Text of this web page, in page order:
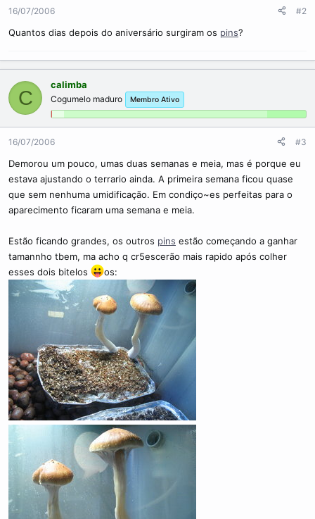
16/07/2006 #2
Quantos dias depois do aniversário surgiram os pins?
C
calimba
Cogumelo maduro Membro Ativo
16/07/2006 #3
Demorou um pouco, umas duas semanas e meia, mas é porque eu
estava ajustando o terrario ainda. A primeira semana ficou quase
que sem nenhuma umidificação. Em condiço~es perfeitas para o
aparecimento ficaram uma semana e meia.
Estão ficando grandes, os outros pins estão começando a ganhar
tamannho tbem, ma acho q cr5escerão mais rapido após colher
esses dois bitelos
os: